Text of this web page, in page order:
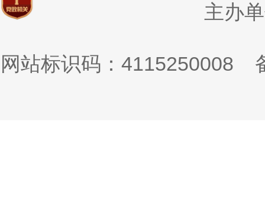
主办
网站标识码：4115250008